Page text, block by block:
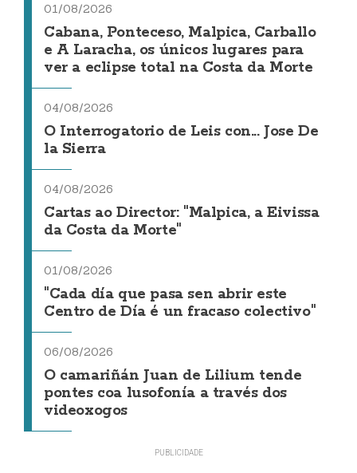
01/08/2026
Cabana, Ponteceso, Malpica, Carballo
e A Laracha, os únicos lugares para
ver a eclipse total na Costa da Morte
04/08/2026
O Interrogatorio de Leis con... Jose De
la Sierra
04/08/2026
Cartas ao Director: "Malpica, a Eivissa
da Costa da Morte"
01/08/2026
"Cada día que pasa sen abrir este
Centro de Día é un fracaso colectivo"
06/08/2026
O camariñán Juan de Lilium tende
pontes coa lusofonía a través dos
videoxogos